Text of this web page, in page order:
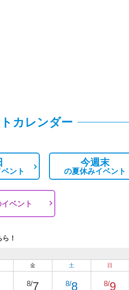
カレンダー
ント
今週末
の夏休みイベント
イベント
！
金
8/7
土
8/8
日
8/9